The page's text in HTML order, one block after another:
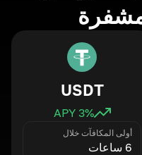
USDT
3% APY
أولى المكافآت خلال
6 ساعات